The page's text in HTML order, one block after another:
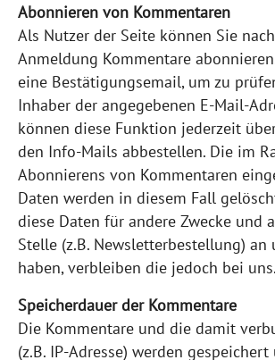
Abonnieren von Kommentaren
Als Nutzer der Seite können Sie
Anmeldung Kommentare
eine Bestätigungsemail, um zu
Inhaber der angegebenen E-Mail-
können diese Funktion jederzeit
den Info-Mails abbestellen. Die im
Abonnierens von Kommentaren
Daten werden in diesem Fall
diese Daten für andere Zwecke und
Stelle (z.B. Newsletterbestellung)
haben, verbleiben die jedoch bei uns.
Speicherdauer der Kommentare
Die Kommentare und die damit
(z.B. IP-Adresse) werden